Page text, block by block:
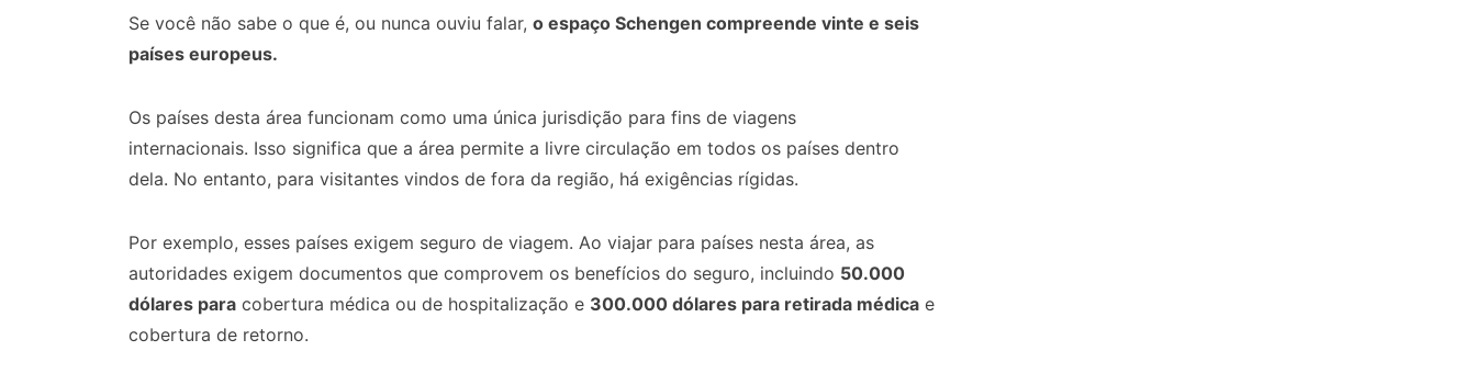
Se você não sabe o que é, ou nunca ouviu falar, o espaço Schengen compreende vinte e seis
países europeus.
Os países desta área funcionam como uma única jurisdição para fins de viagens
internacionais. Isso significa que a área permite a livre circulação em todos os países dentro
dela. No entanto, para visitantes vindos de fora da região, há exigências rígidas.
Por exemplo, esses países exigem seguro de viagem. Ao viajar para países nesta área, as
autoridades exigem documentos que comprovem os benefícios do seguro, incluindo 50.000
dólares para cobertura médica ou de hospitalização e 300.000 dólares para retirada médica e
cobertura de retorno.